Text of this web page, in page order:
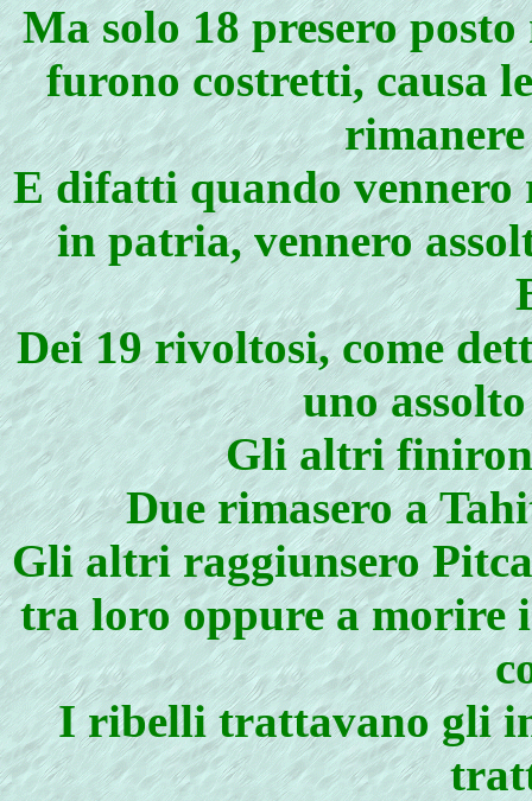
Ma solo 18 presero
furono costretti, causa
E difatti quando
in patria, vennero
Dei 19 rivoltosi, come
uno
Gli altri
Due rimasero a
Gli altri raggiunsero
tra loro oppure a
I ribelli trattavano gli